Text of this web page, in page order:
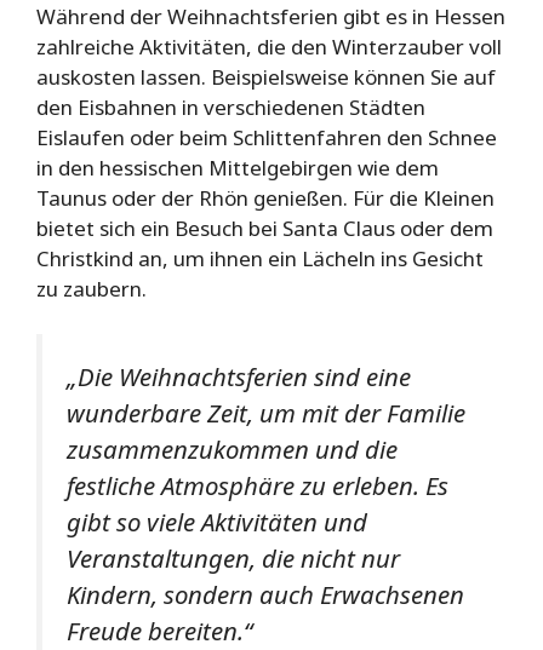
Während der Weihnachtsferien gibt es in Hessen
zahlreiche Aktivitäten, die den Winterzauber voll
auskosten lassen. Beispielsweise können Sie auf
den Eisbahnen in verschiedenen Städten
Eislaufen oder beim Schlittenfahren den Schnee
in den hessischen Mittelgebirgen wie dem
Taunus oder der Rhön genießen. Für die Kleinen
bietet sich ein Besuch bei Santa Claus oder dem
Christkind an, um ihnen ein Lächeln ins Gesicht
zu zaubern.
„Die Weihnachtsferien sind eine
wunderbare Zeit, um mit der Familie
zusammenzukommen und die
festliche Atmosphäre zu erleben. Es
gibt so viele Aktivitäten und
Veranstaltungen, die nicht nur
Kindern, sondern auch Erwachsenen
Freude bereiten.“